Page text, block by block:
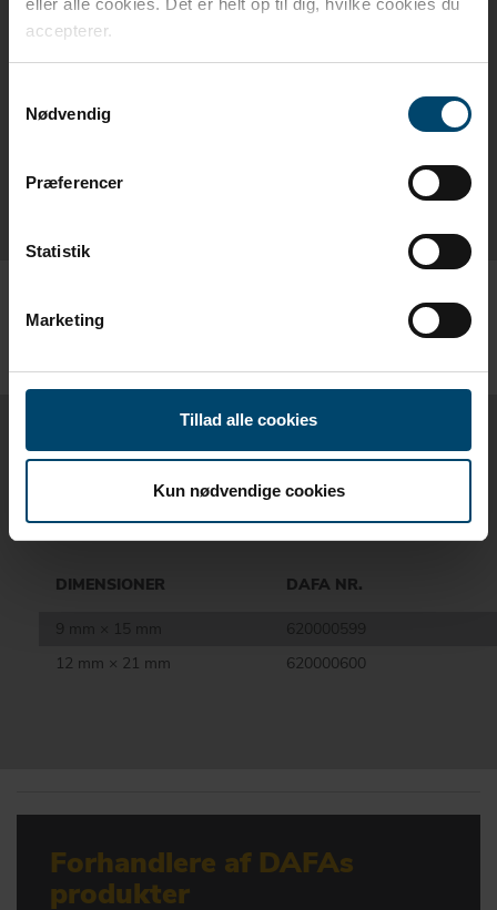
eller alle cookies. Det er helt op til dig, hvilke cookies du
accepterer.
Nødvendig
Præferencer
Statistik
Marketing
Tillad alle cookies
Kun nødvendige cookies
PRODUKTKATALOG
DAFA PRODUKTKATALOG - NO
DIMENSIONER /
VARENUMRE
DIMENSIONER DAFA NR.
12 mm × 21 mm
620000600
Forhandlere af DAFAs
produkter